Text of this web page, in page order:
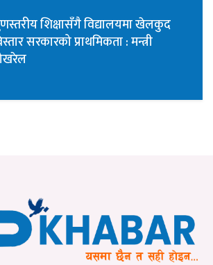
शिक्षासँगै विद्यालयमा खेलकुद
सरकारको प्राथमिकता : मन्त्री